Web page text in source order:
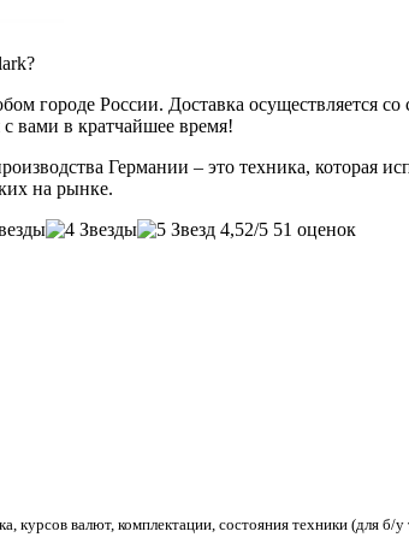
городе России. Доставка осуществляется со
вами в кратчайшее время!
Германии – это техника, которая
на рынке.
4,52/5 51 оценок
курсов валют, комплектации, состояния техники (для б/